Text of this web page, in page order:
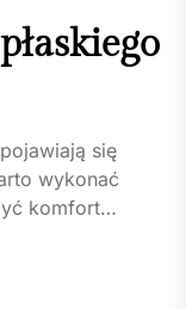
się
wykonać
komfort